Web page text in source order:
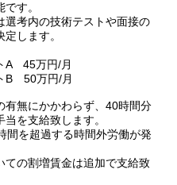
す。
考内の技術テストや面接の
します。
A 45万円/月
B 50万円/月
無にかかわらず、40時間分
を支給致します。
間を超過する時間外労働が発
の割増賃金は追加で支給致